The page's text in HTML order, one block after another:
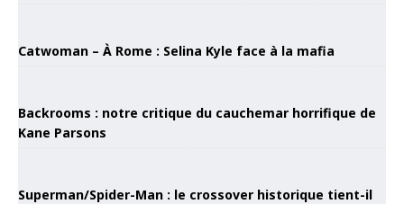
Catwoman – À Rome : Selina Kyle face à la mafia
Backrooms : notre critique du cauchemar horrifique de
Kane Parsons
Superman/Spider-Man : le crossover historique tient-il